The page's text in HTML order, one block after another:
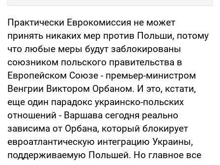
Практически Еврокомиссия не может
принять никаких мер против Польши, потому
что любые меры будут заблокированы
союзником польского правительства в
Европейском Союзе - премьер-министром
Венгрии Виктором Орбаном. И это, кстати,
еще один парадокс украинско-польских
отношений - Варшава сегодня реально
зависима от Орбана, который блокирует
евроатлантическую интеграцию Украины,
поддерживаемую Польшей. Но главное все